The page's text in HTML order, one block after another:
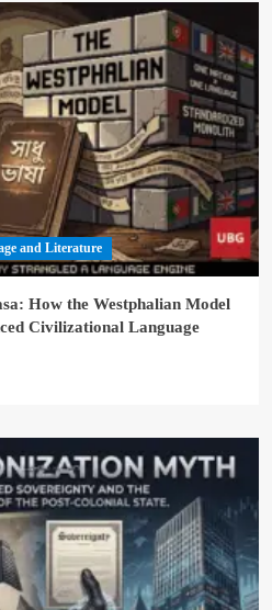
and Literature
How the Westphalian Model
Civilizational Language